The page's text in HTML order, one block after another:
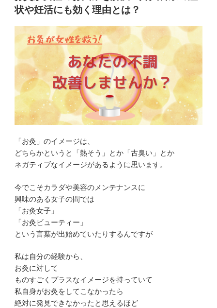
状や妊活にも効く理由とは？
「お灸」のイメージは、
どちらかというと「熱そう 」とか「古臭い 」とか
ネガティブなイメージがあるように思います。
今でこそカラダや美容のメンテナンスに
興味のある女子の間では
「お灸女子 」
「お灸ビューティー 」
という言葉が出始めていたりするんですが
私は自分の経験から、
お灸に対して
ものすごくプラスなイメージを持っていて
私自身がお灸をしてこなかったら
絶対に発見できなかったと思えるほど